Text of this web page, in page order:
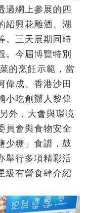
過網上參展的四
紹興花雕酒、湖
。三天展期同時
。今屆博覽特別
的烹飪示範，當
偉成、香港沙田
小吃創辦人黎偉
外，大會與環境
員會與食物安全
少糖」食譜，鼓
舉行多項精彩活
級有營食肆介紹